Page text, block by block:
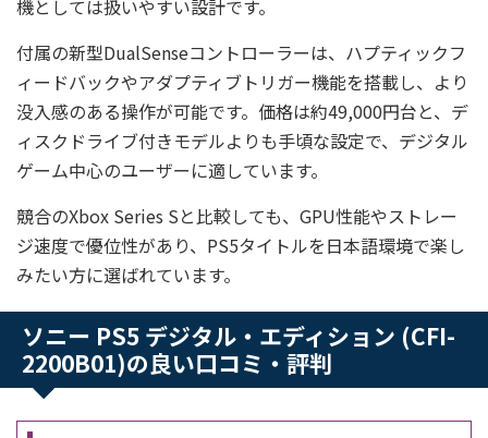
機としては扱いやすい設計です。
付属の新型DualSenseコントローラーは、ハプティックフ
ィードバックやアダプティブトリガー機能を搭載し、より
没入感のある操作が可能です。価格は約49,000円台と、デ
ィスクドライブ付きモデルよりも手頃な設定で、デジタル
ゲーム中心のユーザーに適しています。
競合のXbox Series Sと比較しても、GPU性能やストレー
ジ速度で優位性があり、PS5タイトルを日本語環境で楽し
みたい方に選ばれています。
ソニー PS5 デジタル・エディション (CFI-
2200B01)の良い口コミ・評判